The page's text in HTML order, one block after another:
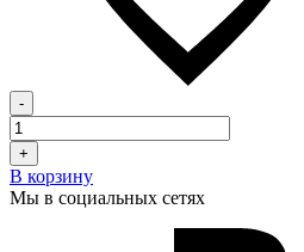
-
+
В корзину
Мы в социальных сетях